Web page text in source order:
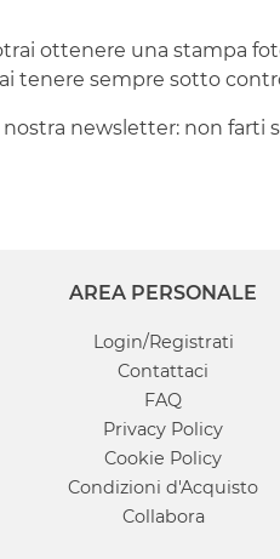
ottenere una stampa
tenere sempre sotto
nostra newsletter: non
AREA PERSONALE
Login/Registrati
Contattaci
FAQ
Privacy Policy
Cookie Policy
Condizioni d'Acquisto
Collabora